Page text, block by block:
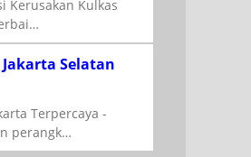
Kerusakan Kulkas
Selatan
Terpercaya -
perangk…